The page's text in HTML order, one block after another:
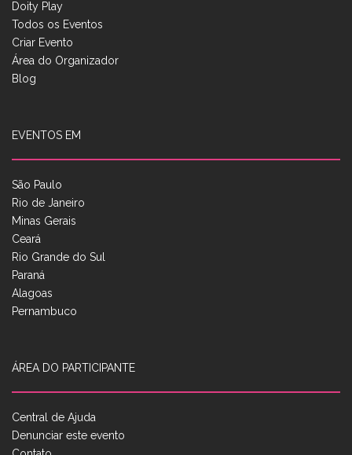
Doity Play
Todos os Eventos
Criar Evento
Área do Organizador
Blog
EVENTOS EM
São Paulo
Rio de Janeiro
Minas Gerais
Ceará
Rio Grande do Sul
Paraná
Alagoas
Pernambuco
ÁREA DO PARTICIPANTE
Central de Ajuda
Denunciar este evento